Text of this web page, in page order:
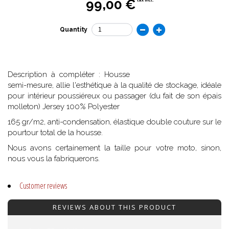
99,00 €
Quantity
Description à compléter : Housse
semi-mesure, allie l'esthétique à la qualité de stockage, idéale
pour intérieur poussiéreux ou passager (du fait de son épais
molleton) Jersey 100% Polyester
165 gr/m2, anti-condensation, élastique double couture sur le
pourtour total de la housse.
Nous avons certainement la taille pour votre moto, sinon,
nous vous la fabriquerons.
Customer reviews
REVIEWS ABOUT THIS PRODUCT